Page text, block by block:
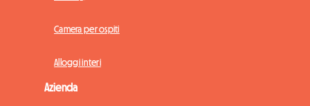
Camera per ospiti
Alloggi interi
Azienda